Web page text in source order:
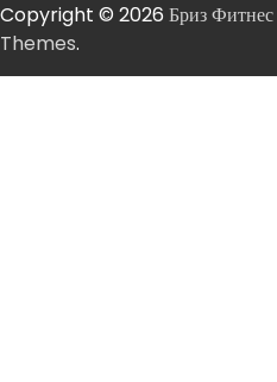
Copyright © 2026 Бриз Фитнес
Themes.